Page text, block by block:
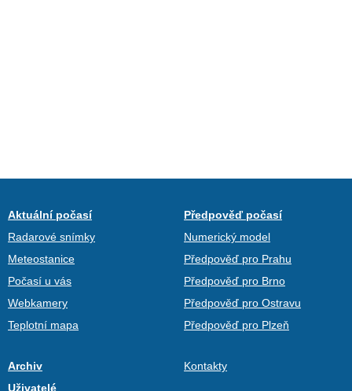
Aktuální počasí
Radarové snímky
Meteostanice
Počasí u vás
Webkamery
Teplotní mapa
Předpověď počasí
Numerický model
Předpověď pro Prahu
Předpověď pro Brno
Předpověď pro Ostravu
Předpověď pro Plzeň
Archiv
Uživatelé
Kontakty